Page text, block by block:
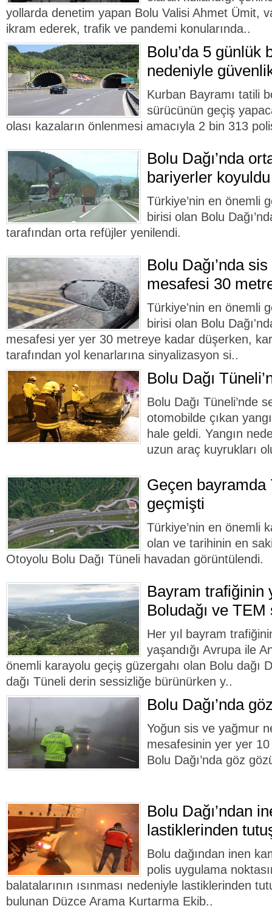
yollarda denetim yapan Bolu Valisi Ahmet Ümit,
ikram ederek, trafik ve pandemi konularında..
Bolu’da 5 günlük
nedeniyle
Kurban Bayramı tatili
sürücünün geçiş
olası kazaların önlenmesi amacıyla 2 bin 313
Bolu Dağı’nda
bariyerler koyuldu
Türkiye’nin en önemli
birisi olan Bolu
tarafından orta refüjler yenilendi.
Bolu Dağı’nda
mesafesi 30
Türkiye'nin en önemli
birisi olan Bolu
mesafesi yer yer 30 metreye kadar düşerken,
tarafından yol kenarlarına sinyalizasyon si..
Bolu Dağı
Bolu Dağı Tüneli’nde
otomobilde çıkan
hale geldi. Yangın
uzun araç kuyrukları
Geçen bayramda
geçmişti
Türkiye’nin en önemli
olan ve tarihinin en
Otoyolu Bolu Dağı Tüneli havadan görüntülendi.
Bayram trafiğinin
Boludağı ve
Her yıl bayram
yaşandığı Avrupa ile
önemli karayolu geçiş güzergahı olan Bolu dağı
dağı Tüneli derin sessizliğe bürünürken y..
Bolu Dağı’nda
Yoğun sis ve yağmur
mesafesinin yer yer
Bolu Dağı’nda göz
Bolu Dağı’ndan
lastiklerinden
Bolu dağından inen
polis uygulama
balatalarının ısınması nedeniyle lastiklerinden
bulunan Düzce Arama Kurtarma Ekib..